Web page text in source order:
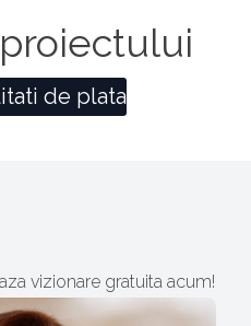
de plata
vizionare gratuita acum!